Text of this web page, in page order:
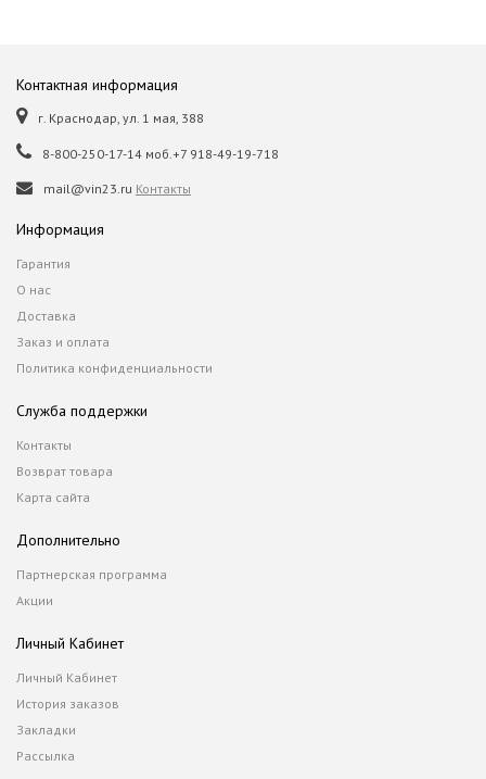
Контактная информация
г. Краснодар, ул. 1 мая, 388
8-800-250-17-14 моб.+7 918-49-19-718
mail@vin23.ru Контакты
Информация
Гарантия
О нас
Доставка
Заказ и оплата
Политика конфиденциальности
Служба поддержки
Контакты
Возврат товара
Карта сайта
Дополнительно
Партнерская программа
Акции
Личный Кабинет
Личный Кабинет
История заказов
Закладки
Рассылка